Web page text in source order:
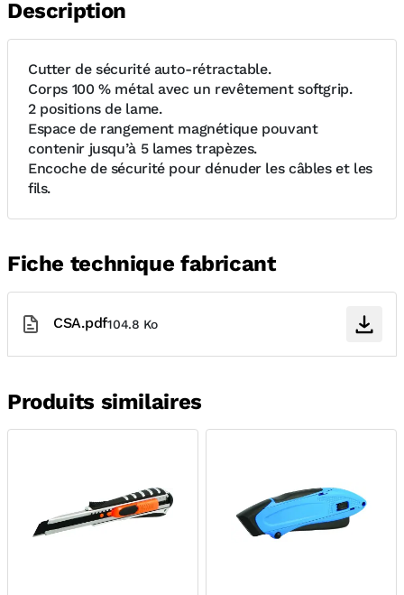
Description
Cutter de sécurité auto-rétractable.
Corps 100 % métal avec un revêtement softgrip.
2 positions de lame.
Espace de rangement magnétique pouvant
contenir jusqu’à 5 lames trapèzes.
Encoche de sécurité pour dénuder les câbles et les
fils.
Fiche technique fabricant
CSA.pdf104.8 Ko
Produits similaires